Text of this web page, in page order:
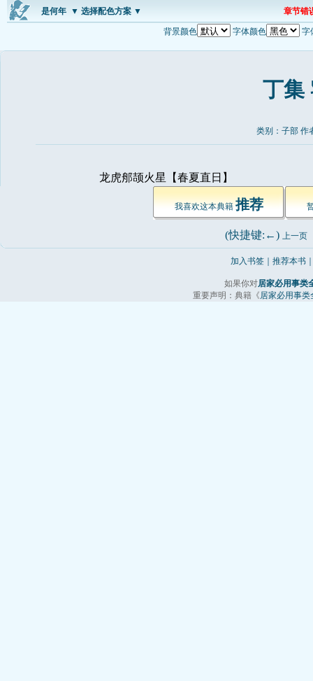
是何年 ▼ 选择配色方案 ▼ 章节错
背景颜色 字体颜色 字
丁集
类别：子部 作
龙虎郍颉火星【春夏直日】
我喜欢这本典籍 推荐
(快捷键:←) 上一页
加入书签 推荐本书
如果你对居家必用事类
重要声明：典籍《居家必用事类